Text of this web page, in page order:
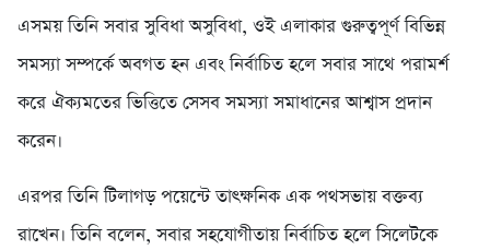
এসময় তিনি সবার সুবিধা অসুবিধা, ওই এলাকার গুরুত্বপূর্ণ বিভিন্ন
সমস্যা সম্পর্কে অবগত হন এবং নির্বাচিত হলে সবার সাথে পরামর্শ
করে ঐক্যমতের ভিত্তিতে সেসব সমস্যা সমাধানের আশ্বাস প্রদান
করেন।
এরপর তিনি টিলাগড় পয়েন্টে তাৎক্ষনিক এক পথসভায় বক্তব্য
রাখেন। তিনি বলেন, সবার সহযোগীতায় নির্বাচিত হলে সিলেটকে